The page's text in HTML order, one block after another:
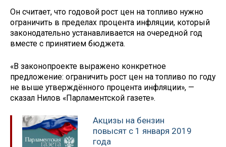
Он считает, что годовой рост цен на топливо нужно
ограничить в пределах процента инфляции, который
законодательно устанавливается на очередной год
вместе с принятием бюджета.
«В законопроекте выражено конкретное
предложение: ограничить рост цен на топливо по году
не выше утверждённого процента инфляции», —
сказал Нилов «Парламентской газете».
Акцизы на бензин
повысят с 1 января 2019
года